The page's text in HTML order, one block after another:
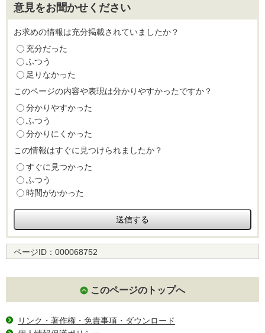
意見をお聞かせください
お求めの情報は充分掲載されていましたか？
充分だった
ふつう
足りなかった
このページの内容や表現は分かりやすかったですか？
分かりやすかった
ふつう
分かりにくかった
この情報はすぐに見つけられましたか？
すぐに見つかった
ふつう
時間がかかった
ページID： 000068752
このページのトップへ
リンク・著作権・免責事項・ダウンロード